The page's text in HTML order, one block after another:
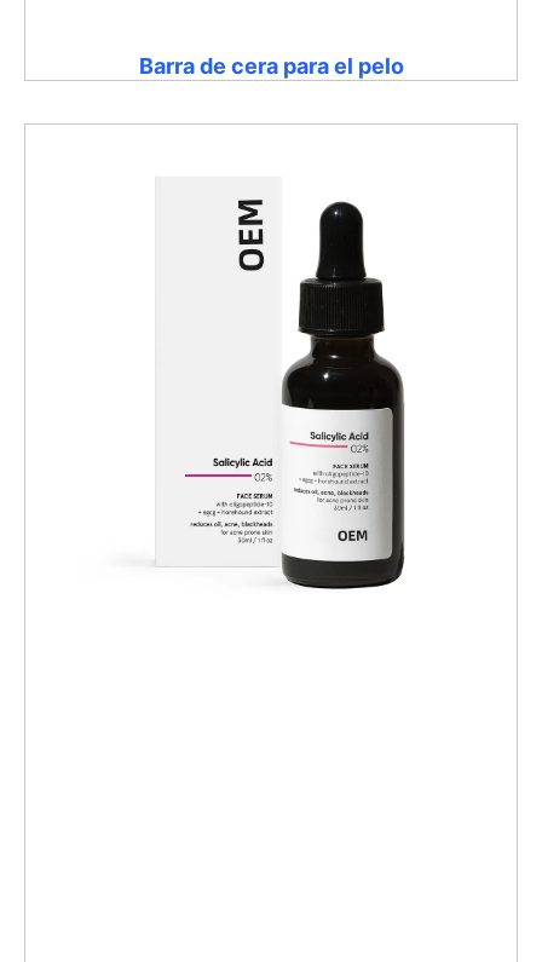
Barra de cera para el pelo